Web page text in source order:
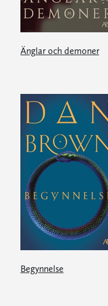
Änglar och demoner
Begynnelse